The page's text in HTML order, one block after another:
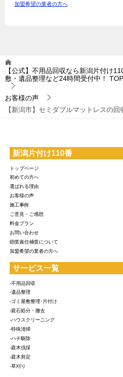
加盟希望の業者の方へ
【公式】不用品回収なら新潟片付け
敷・遺品整理など24時間受付中！
TOP
お客様の声
【新潟市】セミダブルマットレスの
新潟片付け110番
トップページ
初めての方へ
選ばれる理由
お客様の声
施工事例
ご意見・ご感想
料金プラン
お問い合わせ
賠償責任補償について
加盟希望の業者の方へ
サービス一覧
-不用品回収
-遺品整理
-ゴミ屋敷整理･片付け
-庭石処分・撤去
-ハウスクリーニング
-特殊清掃
-ハチ駆除
-庭木伐採
-庭木剪定
-草刈り